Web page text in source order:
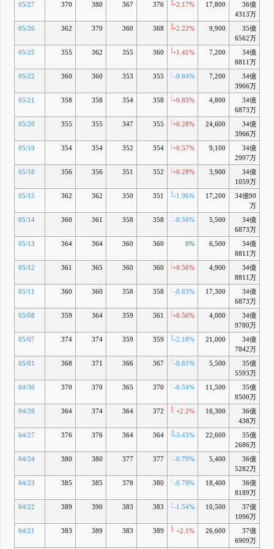
05/27 370 380 367 376 +2.17% 17,800
36億
4313万
05/26 362 370 360 368 +2.22% 9,900
35億
6562万
05/25 355 362 355 360 +1.41% 7,200
34億
8811万
05/22 360 360 353 355 -0.84% 7,200
34億
3966万
05/21 358 358 354 358 +0.85% 4,800
34億
6873万
05/20 355 355 347 355 +0.28% 24,600
34億
3966万
05/19 354 354 352 354 +0.57% 9,100
34億
2997万
05/18 356 356 351 352 +0.28% 3,900
34億
1059万
05/15 362 362 350 351 -1.96% 17,200
34億90
万
05/14 360 361 358 358 -0.56% 5,500
34億
6873万
05/13 364 364 360 360 0% 6,500
34億
8811万
05/12 361 365 360 360 +0.56% 4,900
34億
8811万
05/11 360 360 358 358 -0.83% 17,300
34億
6873万
05/08 359 364 359 361 +0.56% 4,000
34億
9780万
05/07 374 374 359 359 -2.18% 21,000
34億
7842万
05/01 368 371 366 367 -0.81% 5,500
35億
5593万
04/30 370 370 365 370 -0.54% 11,500
35億
8500万
04/28 364 374 364 372 +2.2% 16,300
36億
438万
04/27 376 376 364 364 -3.45% 22,600
35億
2686万
04/24 380 380 377 377 -0.79% 5,400
36億
5282万
04/23 385 385 378 380 -0.78% 18,400
36億
8189万
04/22 389 390 383 383 -1.54% 10,500
37億
1096万
04/21 383 389 383 389 +2.1% 26,600
37億
6909万